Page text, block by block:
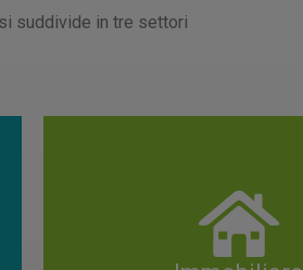
suddivide in tre settori